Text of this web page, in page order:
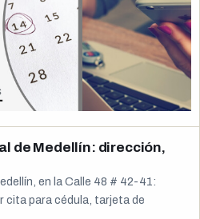
de Medellín: dirección,
en la Calle 48 # 42-41:
cita para cédula, tarjeta de